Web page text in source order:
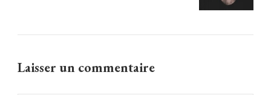
Laisser un commentaire